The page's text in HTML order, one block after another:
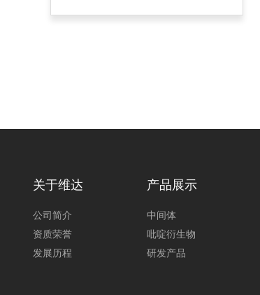
关于维达
公司简介
资质荣誉
发展历程
产品展示
中间体
吡啶衍生物
研发产品